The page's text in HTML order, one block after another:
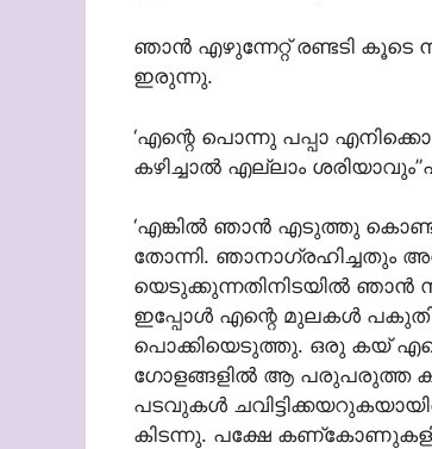
ഞാന്‍ എഴുന്നേറ്റ് രണ്ടടി കൂടെ
ഇരുന്നു.
‘എന്റെ പൊന്നു പപ്പാ
കഴിച്ചാല്‍ എല്ലാം
‘എങ്കില്‍ ഞാന്‍ എടുത്തു കൊണ്ടു
തോന്നി. ഞാനാഗ്രഹിച്ചതും
യെടുക്കുന്നതിനിടയില്‍ ഞാന്‍
ഇപ്പോള്‍ എന്റെ മുലകള്‍
പൊക്കിയെടുത്തു. ഒരു കയ്
ഗോളങ്ങളില്‍ ആ പരുപരുത്ത
പടവുകള്‍
കിടന്നു. പക്ഷേ